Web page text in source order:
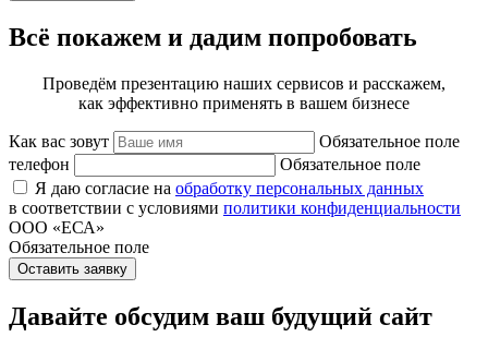
Всё покажем и дадим попробовать
Проведём презентацию наших сервисов и расскажем,
как эффективно применять в вашем бизнесе
Как вас зовут
Обязательное поле
телефон
Обязательное поле
Я даю согласие на обработку персональных данных
в соответствии с условиями политики конфиденциальности
ООО «ЕСА»
Обязательное поле
Оставить заявку
Давайте обсудим ваш будущий сайт